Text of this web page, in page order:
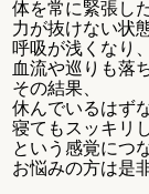
体を常に緊張し
力が抜けない状
呼吸が浅くなり、
血流や巡りも落
その結果、
休んでいるはず
寝てもスッキリ
という感覚につ
お悩みの方は是